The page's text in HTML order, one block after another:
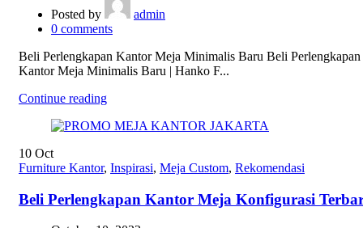
Posted by
admin
0 comments
Beli Perlengkapan Kantor Meja Minimalis Baru Beli Perlengkapan
Kantor Meja Minimalis Baru | Hanko F...
Continue reading
10 Oct
Furniture Kantor, Inspirasi, Meja Custom, Rekomendasi
Beli Perlengkapan Kantor Meja Konfigurasi